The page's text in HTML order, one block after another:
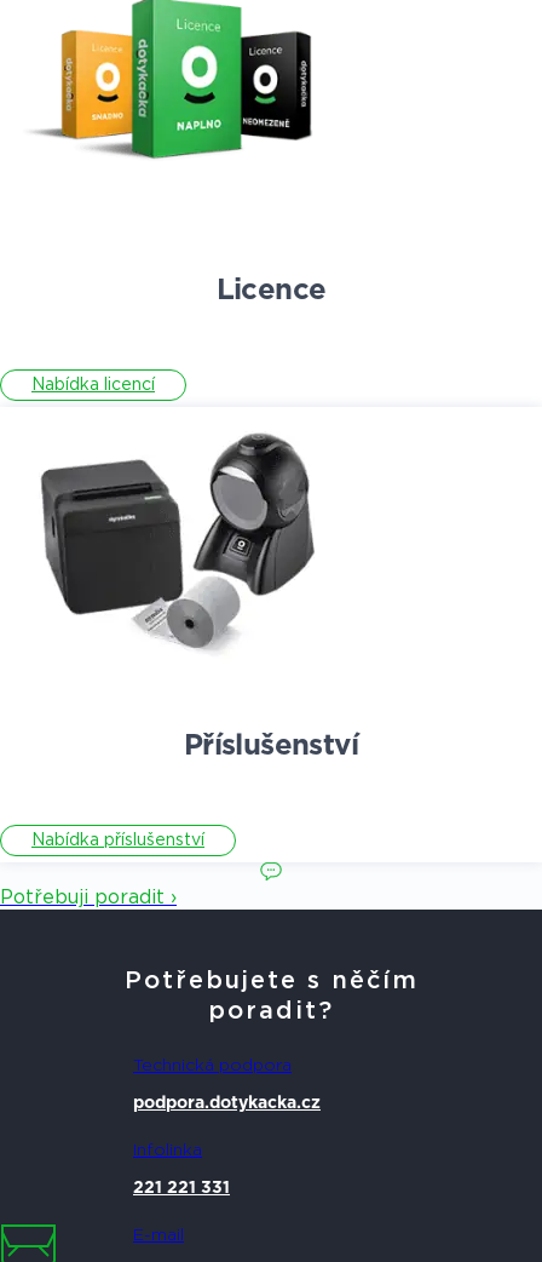
Licence
Nabídka licencí
Příslušenství
Nabídka příslušenství
Potřebuji poradit ›
Potřebujete s něčím
poradit?
Technická podpora
podpora.dotykacka.cz
Infolinka
221 221 331
E-mail